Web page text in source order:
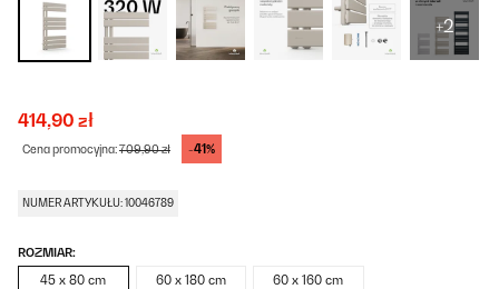
+2
414,90 zł
Cena promocyjna:709,90 zł -41%
NUMER ARTYKUŁU: 10046789
ROZMIAR:
45 x 80 cm 60 x 180 cm 60 x 160 cm